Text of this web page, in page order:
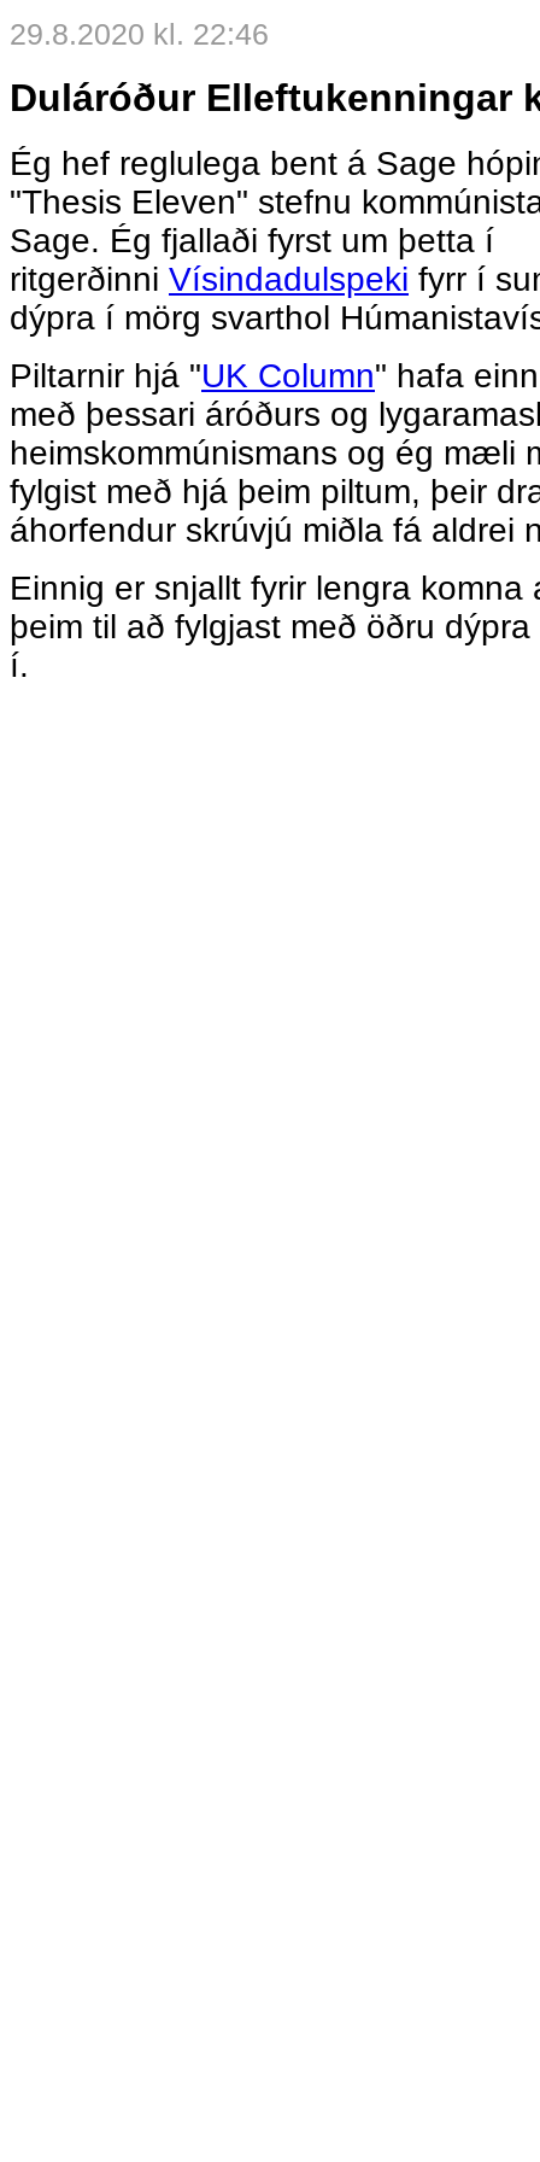
29.8.2020 kl. 22:46
Duláróður Elleftukenningar
Ég hef reglulega bent á Sage
"Thesis Eleven" stefnu
Sage. Ég fjallaði fyrst um þetta í
ritgerðinni Vísindadulspeki fyrr í
dýpra í mörg svarthol
Piltarnir hjá "UK Column" hafa
með þessari áróðurs og
heimskommúnismans og ég mæli
fylgist með hjá þeim piltum, þeir
áhorfendur skrúvjú miðla fá aldrei
Einnig er snjallt fyrir lengra komna
þeim til að fylgjast með öðru
í.